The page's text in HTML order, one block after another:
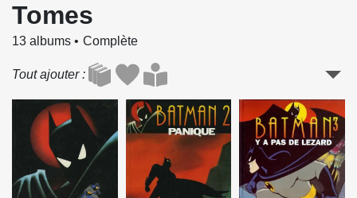
Tomes
13 albums Complète
Tout ajouter